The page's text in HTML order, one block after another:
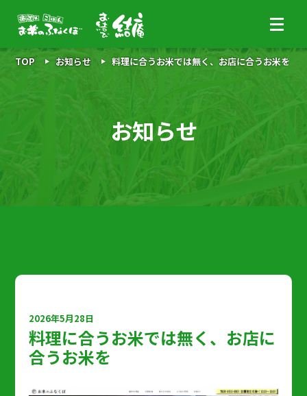
お知らせ
TOP お知らせ 料理に合うお米では無く、お店に合うお米を
2026年5月28日
料理に合うお米では無く、お店に
合うお米を